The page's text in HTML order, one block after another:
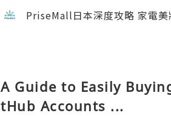
成。過程完全不會像電熱捲那樣灼熱
自然。如果你也擔心燙髮傷頭髮，這
PriseMall日本深度攻略 家電
A Guide to Easily
tHub Accounts ...